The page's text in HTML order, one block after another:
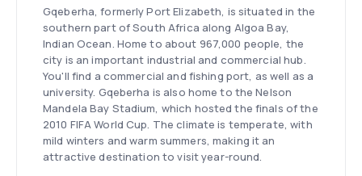
Gqeberha, formerly Port Elizabeth, is situated in the
southern part of South Africa along Algoa Bay,
Indian Ocean. Home to about 967,000 people, the
city is an important industrial and commercial hub.
You'll find a commercial and fishing port, as well as a
university. Gqeberha is also home to the Nelson
Mandela Bay Stadium, which hosted the finals of the
2010 FIFA World Cup. The climate is temperate, with
mild winters and warm summers, making it an
attractive destination to visit year-round.